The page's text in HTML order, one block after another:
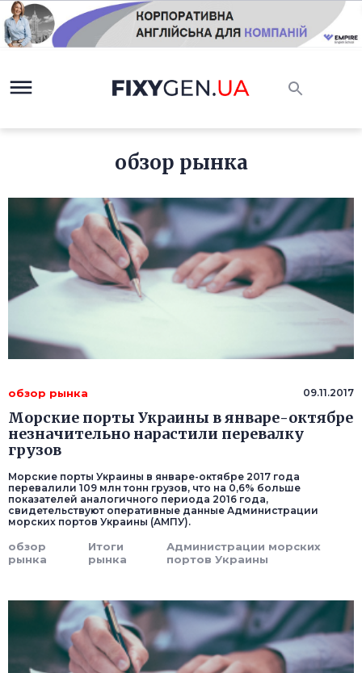
обзор рынка
обзор рынка 09.11.2017
Морские порты Украины в январе-октябре
незначительно нарастили перевалку
грузов
Морские порты Украины в январе-октябре 2017 года
перевалили 109 млн тонн грузов, что на 0,6% больше
показателей аналогичного периода 2016 года,
свидетельствуют оперативные данные Администрации
морских портов Украины (АМПУ).
обзор
рынка
Итоги
рынка
Администрации морских
портов Украины